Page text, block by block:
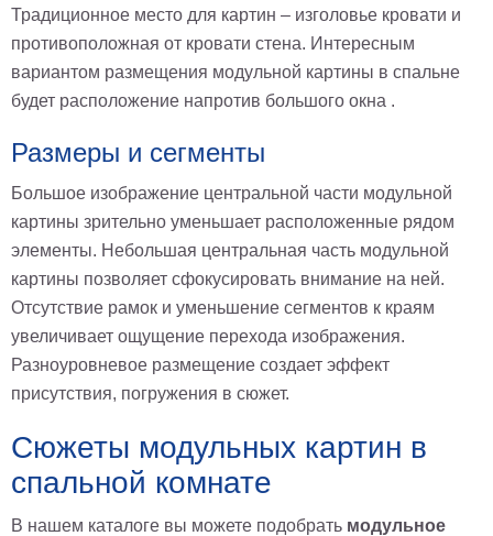
Традиционное место для картин – изголовье кровати и
противоположная от кровати стена. Интересным
вариантом размещения модульной картины в спальне
будет расположение напротив большого окна .
Размеры и сегменты
Большое изображение центральной части модульной
картины зрительно уменьшает расположенные рядом
элементы. Небольшая центральная часть модульной
картины позволяет сфокусировать внимание на ней.
Отсутствие рамок и уменьшение сегментов к краям
увеличивает ощущение перехода изображения.
Разноуровневое размещение создает эффект
присутствия, погружения в сюжет.
Сюжеты модульных картин в
спальной комнате
В нашем каталоге вы можете подобрать модульное